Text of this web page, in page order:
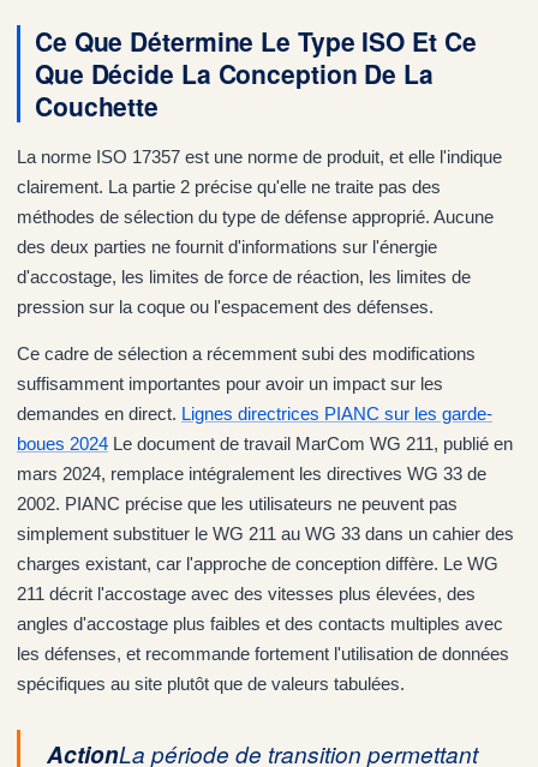
Ce Que Détermine Le Type ISO Et Ce
Que Décide La Conception De La
Couchette
La norme ISO 17357 est une norme de produit, et elle l'indique
clairement. La partie 2 précise qu'elle ne traite pas des
méthodes de sélection du type de défense approprié. Aucune
des deux parties ne fournit d'informations sur l'énergie
d'accostage, les limites de force de réaction, les limites de
pression sur la coque ou l'espacement des défenses.
Ce cadre de sélection a récemment subi des modifications
suffisamment importantes pour avoir un impact sur les
demandes en direct. Lignes directrices PIANC sur les garde-
boues 2024 Le document de travail MarCom WG 211, publié en
mars 2024, remplace intégralement les directives WG 33 de
2002. PIANC précise que les utilisateurs ne peuvent pas
simplement substituer le WG 211 au WG 33 dans un cahier des
charges existant, car l'approche de conception diffère. Le WG
211 décrit l'accostage avec des vitesses plus élevées, des
angles d'accostage plus faibles et des contacts multiples avec
les défenses, et recommande fortement l'utilisation de données
spécifiques au site plutôt que de valeurs tabulées.
ActionLa période de transition permettant